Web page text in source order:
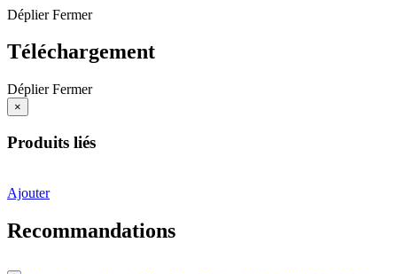
Déplier Fermer
Téléchargement
Déplier Fermer
×
Produits liés
Ajouter
Recommandations